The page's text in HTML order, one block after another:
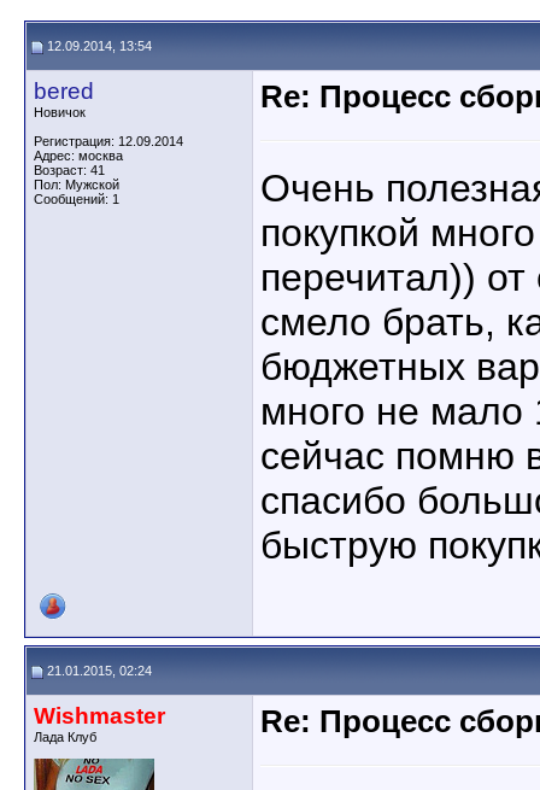
12.09.2014, 13:54
bered
Новичок
Регистрация: 12.09.2014
Адрес: москва
Возраст: 41
Пол: Мужской
Сообщений: 1
Re: Процесс
Очень
покупкой
перечитал))
смело брать,
бюджетных
много не мало
сейчас помню
спасибо
быструю
21.01.2015, 02:24
Wishmaster
Лада Клуб Re: Процесс